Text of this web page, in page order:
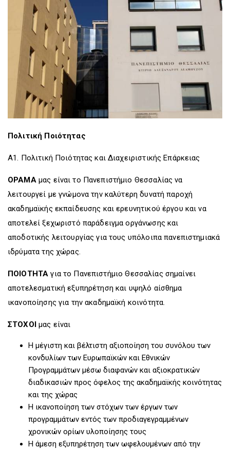
W
N
R
G
R
O
W
N
T
R
G
E
D
O
W
N
T
R
I
G
Πολιτική Ποιότητας
Α1. Πολιτική Ποιότητας και Διαχειριστικής Επάρκειας
ΟΡΑΜΑμας είναι το Πανεπιστήμιο Θεσσαλίας να
λειτουργεί με γνώμονα την καλύτερη δυνατή παροχή
ακαδημαϊκής εκπαίδευσης και ερευνητικού έργου και να
αποτελεί ξεχωριστό παράδειγμα οργάνωσης και
αποδοτικής λειτουργίας για τους υπόλοιπα πανεπιστημιακά
ιδρύματα της χώρας.
ΠΟΙΟΤΗΤΑ για το Πανεπιστήμιο Θεσσαλίας σημαίνει
αποτελεσματική εξυπηρέτηση και υψηλό αίσθημα
ικανοποίησης για την ακαδημαϊκή κοινότητα.
ΣΤΟΧΟΙμας είναι
Η μέγιστη και βέλτιστη αξιοποίηση του συνόλου των
κονδυλίων των Ευρωπαϊκών και Εθνικών
Προγραμμάτων μέσω διαφανών και αξιοκρατικών
διαδικασιών προς όφελος της ακαδημαϊκής κοινότητας
και της χώρας
Η ικανοποίηση των στόχων των έργων των
προγραμμάτων εντός των προδιαγεγραμμένων
χρονικών ορίων υλοποίησης τους
Η άμεση εξυπηρέτηση των ωφελουμένων από την